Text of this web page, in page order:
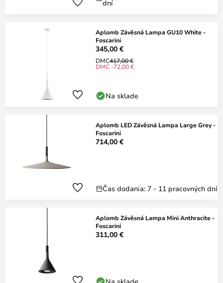
dní
Aplomb Závěsná Lampa GU10 White -
Foscarini
345,00 €
DMC417,00 €
DMC -72,00 €
Na sklade
Aplomb LED Závěsná Lampa Large Grey -
Foscarini
714,00 €
Čas dodania: 7 - 11 pracovných dní
Aplomb Závěsná Lampa Mini Anthracite -
Foscarini
311,00 €